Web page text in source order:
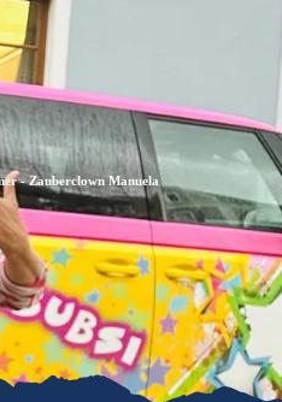
Zum
Inhalt
Zur
Suche
Zum
Footer
- Zauberclown Manuela